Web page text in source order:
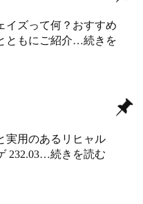
イズって何？おすすめ
ともにご紹介…続きを
実用のあるリヒャル
232.03…続きを読む